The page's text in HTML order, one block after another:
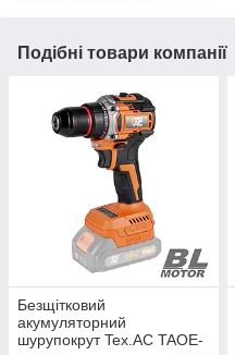
Подібні товари компанії
Безщітковий
акумуляторний
шурупокрут Tex.AC TAOE-